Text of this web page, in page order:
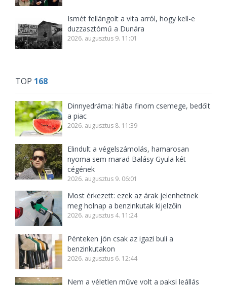
Ismét fellángolt a vita arról, hogy kell-e
duzzasztómű a Dunára
2026. augusztus 9. 11:01
TOP 168
Dinnyedráma: hiába finom csemege, bedőlt
a piac
2026. augusztus 8. 11:39
Elindult a végelszámolás, hamarosan
nyoma sem marad Balásy Gyula két
cégének
2026. augusztus 9. 06:01
Most érkezett: ezek az árak jelenhetnek
meg holnap a benzinkutak kijelzőin
2026. augusztus 4. 11:24
Pénteken jön csak az igazi buli a
benzinkutakon
2026. augusztus 6. 12:44
Nem a véletlen műve volt a paksi leállás